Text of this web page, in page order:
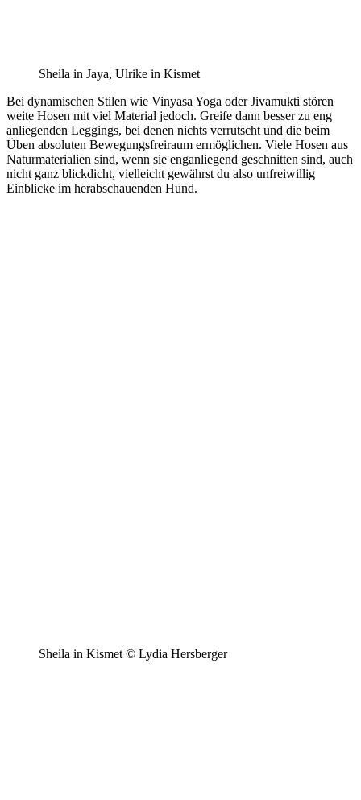
Sheila in Jaya, Ulrike in Kismet
Bei dynamischen Stilen wie Vinyasa Yoga oder Jivamukti stören
weite Hosen mit viel Material jedoch. Greife dann besser zu eng
anliegenden Leggings, bei denen nichts verrutscht und die beim
Üben absoluten Bewegungsfreiraum ermöglichen. Viele Hosen aus
Naturmaterialien sind, wenn sie enganliegend geschnitten sind, auch
nicht ganz blickdicht, vielleicht gewährst du also unfreiwillig
Einblicke im herabschauenden Hund.
Sheila in Kismet © Lydia Hersberger